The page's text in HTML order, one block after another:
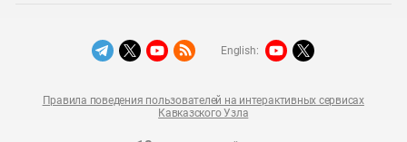
Правила поведения пользователей на интерактивных сервисах
Кавказского Узла
English: